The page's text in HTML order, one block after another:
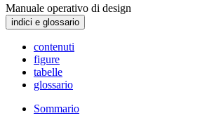
Manuale operativo di design
indici e glossario
contenuti
figure
tabelle
glossario
Sommario